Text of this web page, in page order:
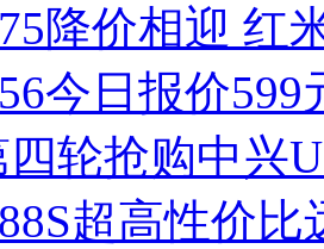
降价相迎 红
今日报价599
轮抢购中兴
超高性价比